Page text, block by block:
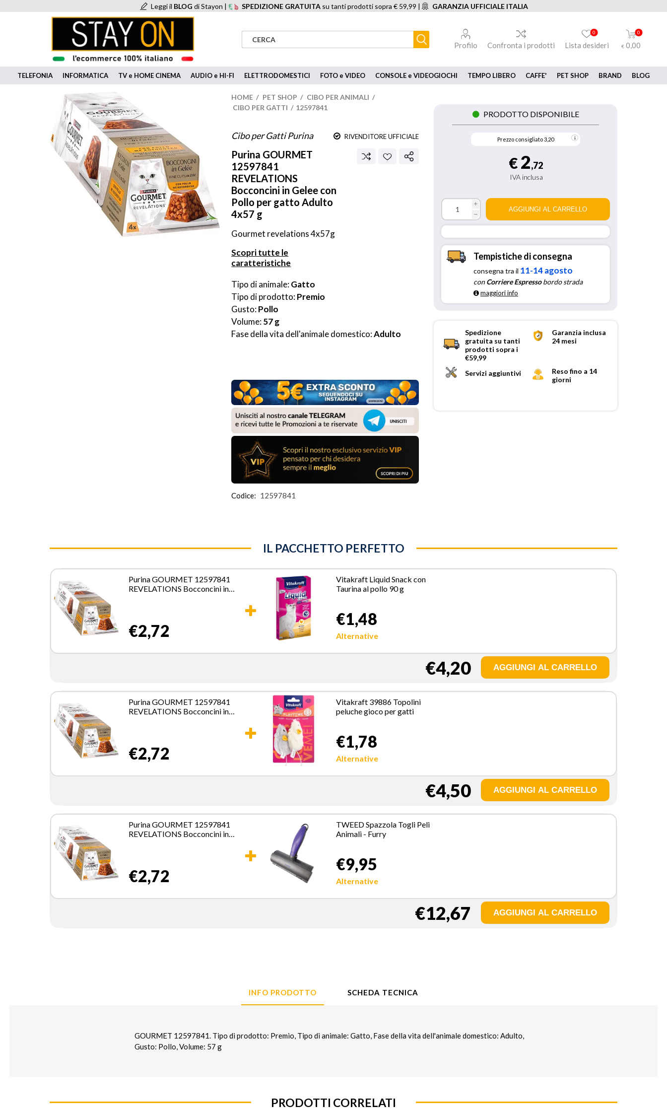
Leggi il BLOG di Stayon | SPEDIZIONE GRATUITA su tanti prodotti sopra € 59,99 | GARANZIA UFFICIALE ITALIA
Profilo Confronta i prodotti Lista desideri
0 0
€ 0,00
TELEFONIA INFORMATICA TV e HOME CINEMA AUDIO e HI-FI ELETTRODOMESTICI FOTO e VIDEO CONSOLE e VIDEOGIOCHI TEMPO LIBERO CAFFE' PET SHOP BRAND BLOG
HOME / PET SHOP / CIBO PER ANIMALI /
CIBO PER GATTI / 12597841
Cibo per Gatti Purina RIVENDITORE UFFICIALE
Purina GOURMET
12597841
REVELATIONS
Bocconcini in Gelee con
Pollo per gatto Adulto
4x57 g
Gourmet revelations 4x57g
Scopri tutte le
caratteristiche
Tipo di animale: Gatto
Tipo di prodotto: Premio
Gusto: Pollo
Volume: 57 g
Fase della vita dell'animale domestico: Adulto
Codice: 12597841
PRODOTTO DISPONIBILE
Prezzo consigliato3,20
€ 2,72
IVA inclusa
i
h
Tempistiche di consegna
consegna tra il 11-14 agosto
conCorriere Espressobordo strada
maggiori info
Spedizione
gratuita su tanti
prodotti sopra i
€59,99
Garanzia inclusa
24 mesi
Servizi aggiuntivi
Reso fino a 14
giorni
IL PACCHETTO PERFETTO
Purina GOURMET 12597841
REVELATIONS Bocconcini in
€2,72
Vitakraft Liquid Snack con
Taurina al pollo 90 g
€1,48
Alternative
€4,20
Purina GOURMET 12597841
REVELATIONS Bocconcini in
€2,72
Vitakraft 39886 Topolini
peluche gioco per gatti
€1,78
Alternative
€4,50
Purina GOURMET 12597841
REVELATIONS Bocconcini in
€2,72
TWEED Spazzola Togli Peli
Animali - Furry
€9,95
Alternative
€12,67
INFO PRODOTTO SCHEDA TECNICA
GOURMET 12597841. Tipo di prodotto: Premio, Tipo di animale: Gatto, Fase della vita dell'animale domestico: Adulto,
Gusto: Pollo, Volume: 57 g
PRODOTTI CORRELATI